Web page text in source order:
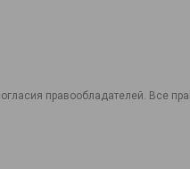
правообладателей. Все